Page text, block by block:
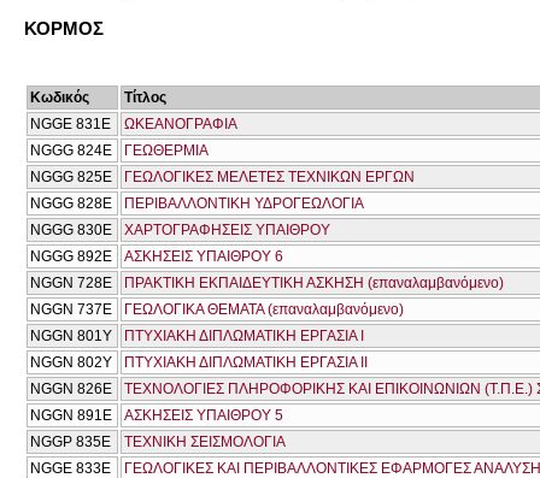
ΚΟΡΜΟΣ
Κωδικός
Τίτλος
NGGE 831E
ΩΚΕΑΝΟΓΡΑΦΙΑ
NGGG 824E
ΓΕΩΘΕΡΜΙΑ
NGGG 825Ε
ΓΕΩΛΟΓΙΚΕΣ ΜΕΛΕΤΕΣ ΤΕΧΝΙΚΩΝ ΕΡΓΩΝ
NGGG 828Ε
ΠΕΡΙΒΑΛΛΟΝΤΙΚΗ ΥΔΡΟΓΕΩΛΟΓΙΑ
NGGG 830E
ΧΑΡΤΟΓΡΑΦΗΣΕΙΣ ΥΠΑΙΘΡΟΥ
NGGG 892Ε
ΑΣΚΗΣΕΙΣ ΥΠΑΙΘΡΟΥ 6
NGGN 728E
ΠΡΑΚΤΙΚΗ ΕΚΠΑΙΔΕΥΤΙΚΗ ΑΣΚΗΣΗ (επαναλαμβανόμενο)
NGGN 737Ε
ΓΕΩΛΟΓΙΚΑ ΘΕΜΑΤΑ (επαναλαμβανόμενο)
NGGN 801Y
ΠΤΥΧΙΑΚΗ ΔΙΠΛΩΜΑΤΙΚΗ ΕΡΓΑΣΙΑ Ι
NGGN 802Y
ΠΤΥΧΙΑΚΗ ΔΙΠΛΩΜΑΤΙΚΗ ΕΡΓΑΣΙΑ ΙΙ
NGGN 826Ε
ΤΕΧΝΟΛΟΓΙΕΣ ΠΛΗΡΟΦΟΡΙΚΗΣ ΚΑΙ ΕΠΙΚΟΙΝΩΝΙΩΝ (Τ.Π.Ε.)
NGGN 891Ε
ΑΣΚΗΣΕΙΣ ΥΠΑΙΘΡΟΥ 5
NGGP 835E
ΤΕΧΝΙΚΗ ΣΕΙΣΜΟΛΟΓΙΑ
NGGΕ 833Ε
ΓΕΩΛΟΓΙΚΕΣ ΚΑΙ ΠΕΡΙΒΑΛΛΟΝΤΙΚΕΣ ΕΦΑΡΜΟΓΕΣ